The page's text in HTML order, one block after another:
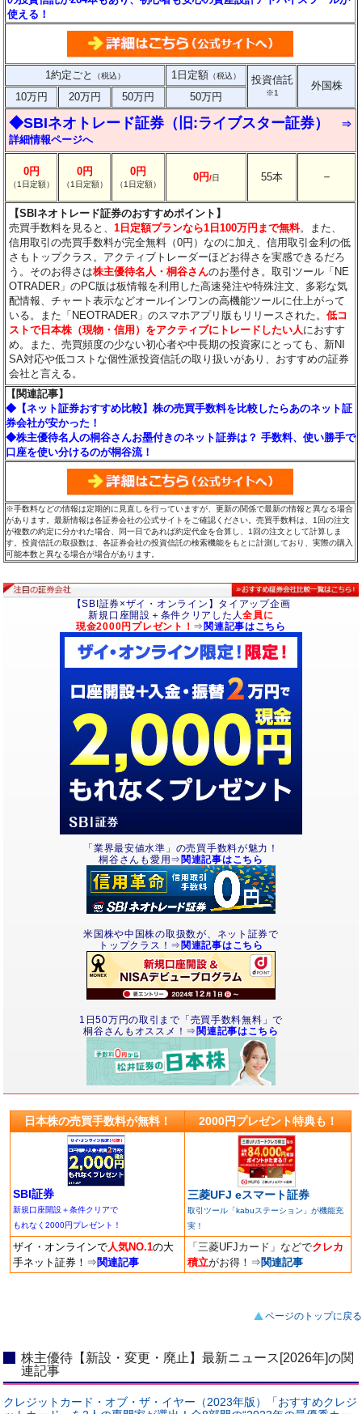
使える！
1約定ごと （税込） 1日定額 （税込） 投資信託
※1
外国株
10万円
20万円 50万円 50万円
◆SBIネオトレード証券（旧:ライブスター証券）
⇒
詳細情報ページへ
0円
（1日定額）
0円
（1日定額）
0円
（1日定額）
0円/日 55本 －
【SBIネオトレード証券のおすすめポイント】
売買手数料を見ると、1日定額プランなら1日100万円まで無料。また、
信用取引の売買手数料が完全無料（0円）なのに加え、信用取引金利の低
さもトップクラス。アクティブトレーダーほどお得さを実感できるだろ
う。そのお得さは株主優待名人・桐谷さんのお墨付き。取引ツール「NE
OTRADER」のPC版は板情報を利用した高速発注や特殊注文、多彩な気
配情報、チャート表示などオールインワンの高機能ツールに仕上がって
いる。また「NEOTRADER」のスマホアプリ版もリリースされた。低コ
ストで日本株（現物・信用）をアクティブにトレードしたい人におすす
め。また、売買頻度の少ない初心者や中長期の投資家にとっても、新NI
SA対応や低コストな個性派投資信託の取り扱いがあり、おすすめの証券
会社と言える。
【関連記事】
◆【ネット証券おすすめ比較】株の売買手数料を比較したらあのネット証
券会社が安かった！
◆株主優待名人の桐谷さんお墨付きのネット証券は？ 手数料、使い勝手で
口座を使い分けるのが桐谷流！
※手数料などの情報は定期的に見直しを行っていますが、更新の関係で最新の情報と異なる場合
があります。最新情報は各証券会社の公式サイトをご確認ください。売買手数料は、1回の注文
が複数の約定に分かれた場合、同一日であれば約定代金を合算し、1回の注文として計算しま
す。投資信託の取扱数は、各証券会社の投資信託の検索機能をもとに計測しており、実際の購入
可能本数と異なる場合が場合があります。
【SBI証券×ザイ・オンライン】タイアップ企画
新規口座開設＋条件クリアした人全員に
現金2000円プレゼント！ ⇒ 関連記事はこちら
「業界最安値水準」の売買手数料が魅力！
桐谷さんも愛用⇒ 関連記事はこちら
米国株や中国株の取扱数が、ネット証券で
トップクラス！⇒ 関連記事はこちら
1日50万円の取引まで「売買手数料無料」で
桐谷さんもオススメ！⇒ 関連記事はこちら
日本株の売買手数料が無料！ 2000円プレゼント特典も！
SBI証券
新規口座開設＋条件クリアで
もれなく2000円プレゼント！
三菱UFJ eスマート証券
取引ツール「kabuステーション」が機能充
実！
ザイ・オンラインで人気NO.1の大
手ネット証券！ ⇒ 関連記事
「三菱UFJカード」などでクレカ
積立がお得！ ⇒ 関連記事
ページのトップに戻る
株主優待【新設・変更・廃止】最新ニュース[2026年]の関
連記事
クレジットカード・オブ・ザ・イヤー（2023年版）「おすすめクレジ